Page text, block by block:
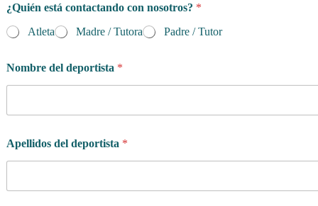
¿Quién está contactando con nosotros? *
Atleta
Madre / Tutora Padre / Tutor
Nombre del deportista *
Apellidos del deportista *